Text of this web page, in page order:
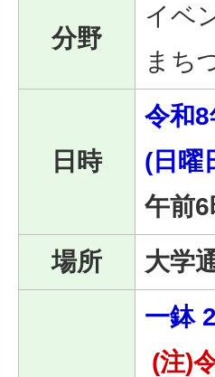
分野
イベ
まち
日時
令和
(日曜
午前
場所
大学
一鉢
(注)